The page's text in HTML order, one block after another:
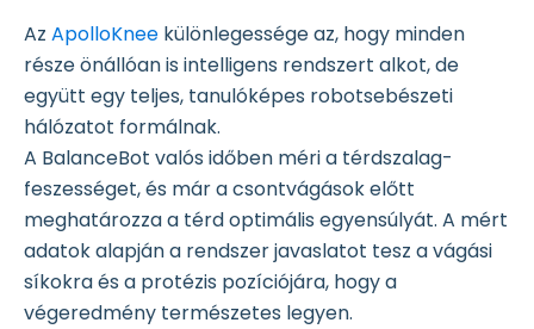
Az ApolloKnee különlegessége az, hogy minden
része önállóan is intelligens rendszert alkot, de
együtt egy teljes, tanulóképes robotsebészeti
hálózatot formálnak.
A BalanceBot valós időben méri a térdszalag-
feszességet, és már a csontvágások előtt
meghatározza a térd optimális egyensúlyát. A mért
adatok alapján a rendszer javaslatot tesz a vágási
síkokra és a protézis pozíciójára, hogy a
végeredmény természetes legyen.